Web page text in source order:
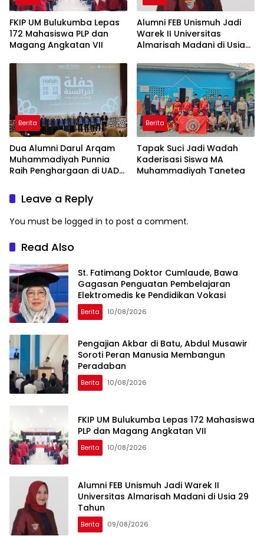
FKIP UM Bulukumba Lepas
172 Mahasiswa PLP dan
Magang Angkatan VII
Alumni FEB Unismuh Jadi
Warek II Universitas
Almarisah Madani di Usia
Berita
Dua Alumni Darul Arqam
Muhammadiyah Punnia
Raih Penghargaan di UAD
Berita
Tapak Suci Jadi Wadah
Kaderisasi Siswa MA
Muhammadiyah Tanetea
Leave a Reply
You must be logged in to post a comment.
Read Also
St. Fatimang Doktor Cumlaude, Bawa
Gagasan Penguatan Pembelajaran
Elektromedis ke Pendidikan Vokasi
Berita 10/08/2026
Pengajian Akbar di Batu, Abdul Musawir
Soroti Peran Manusia Membangun
Peradaban
Berita 10/08/2026
FKIP UM Bulukumba Lepas 172 Mahasiswa
PLP dan Magang Angkatan VII
Berita 10/08/2026
Alumni FEB Unismuh Jadi Warek II
Universitas Almarisah Madani di Usia 29
Tahun
Berita 09/08/2026